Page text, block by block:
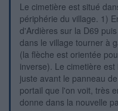
Le cimetière est situé
périphérie du village. 1)
d'Ardières sur la D69
dans le village tourner à
(la flèche est orientée
inverse). Le cimetière
juste avant le panneau
portail que l'on voit, très
donne dans la nouvelle